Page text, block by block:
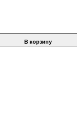
В корзину